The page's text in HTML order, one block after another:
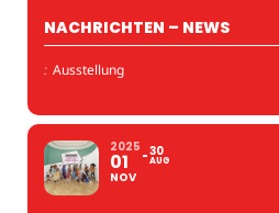
NACHRICHTEN – NEWS
: Ausstellung
2025
01
NOV
30
AUG